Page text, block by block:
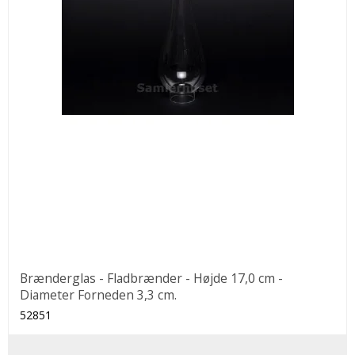
Brænderglas - Fladbrænder - Højde 17,0 cm -
Diameter Forneden 3,3 cm.
52851